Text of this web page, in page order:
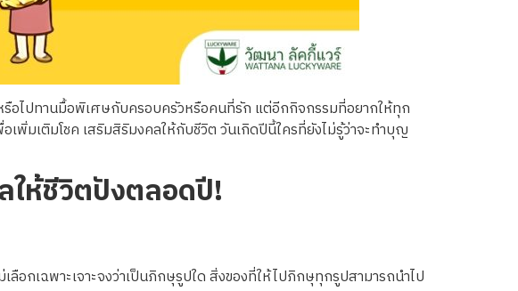
รือไปทานมื้อพิเศษกับครอบครัวหรือคนที่รัก แต่อีกกิจกรรมที่อยากให้ทุก
พิ่มเติมโชค เสริมสิริมงคลให้กับชีวิต วันเกิดปีนี้ใครที่ยังไม่รู้ว่าจะทำบุญ
ให้ชีวิตปังตลอดปี!
กเฉพาะเจาะจงว่าเป็นภิกษุรูปใด สิ่งของที่ให้ไปภิกษุทุกรูปสามารถนำไป